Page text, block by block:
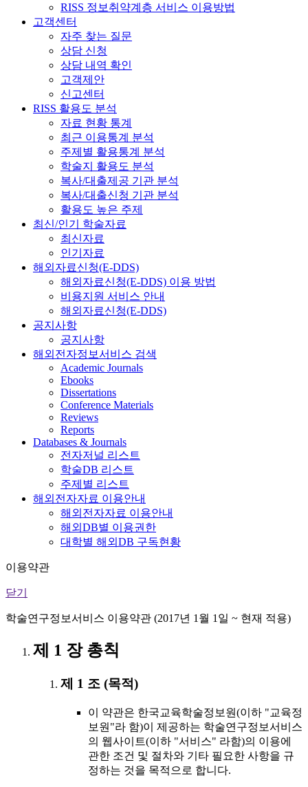
RISS 정보취약계층 서비스 이용방법
고객센터
자주 찾는 질문
상담 신청
상담 내역 확인
고객제안
신고센터
RISS 활용도 분석
자료 현황 통계
최근 이용통계 분석
주제별 활용통계 분석
학술지 활용도 분석
복사/대출제공 기관 분석
복사/대출신청 기관 분석
활용도 높은 주제
최신/인기 학술자료
최신자료
인기자료
해외자료신청(E-DDS)
해외자료신청(E-DDS) 이용 방법
비용지원 서비스 안내
해외자료신청(E-DDS)
공지사항
공지사항
해외전자정보서비스 검색
Academic Journals
Ebooks
Dissertations
Conference Materials
Reviews
Reports
Databases & Journals
전자저널 리스트
학술DB 리스트
주제별 리스트
해외전자자료 이용안내
해외전자자료 이용안내
해외DB별 이용권한
대학별 해외DB 구독현황
이용약관
닫기
학술연구정보서비스 이용약관 (2017년 1월 1일 ~ 현재 적용)
제 1 장 총칙
제 1 조 (목적)
이 약관은 한국교육학술정보원(이하 "교육정
보원"라 함)이 제공하는 학술연구정보서비스
의 웹사이트(이하 "서비스" 라함)의 이용에
관한 조건 및 절차와 기타 필요한 사항을 규
정하는 것을 목적으로 합니다.